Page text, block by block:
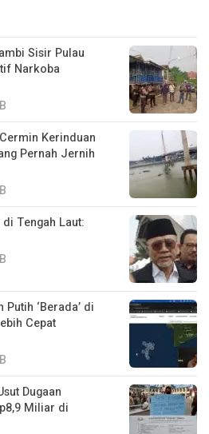
Sisir Pulau
Narkoba
Kerinduan
Pernah Jernih
Tengah Laut:
‘Berada’ di
Cepat
Dugaan
Miliar di